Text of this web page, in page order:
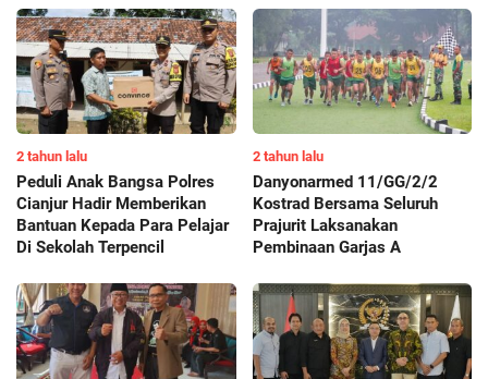
2 tahun lalu
Peduli Anak Bangsa Polres
Cianjur Hadir Memberikan
Bantuan Kepada Para Pelajar
Di Sekolah Terpencil
2 tahun lalu
Danyonarmed 11/GG/2/2
Kostrad Bersama Seluruh
Prajurit Laksanakan
Pembinaan Garjas A